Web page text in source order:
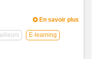
En savoir plus
E-learning